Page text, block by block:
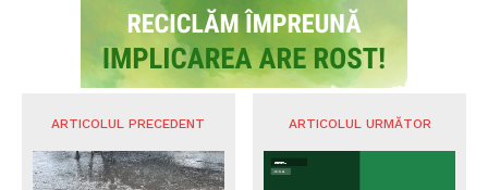
ARTICOLUL PRECEDENT ARTICOLUL URMĂTOR